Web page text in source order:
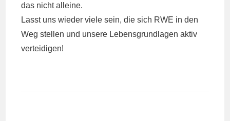
das nicht alleine.
Lasst uns wieder viele sein, die sich RWE in den
Weg stellen und unsere Lebensgrundlagen aktiv
verteidigen!